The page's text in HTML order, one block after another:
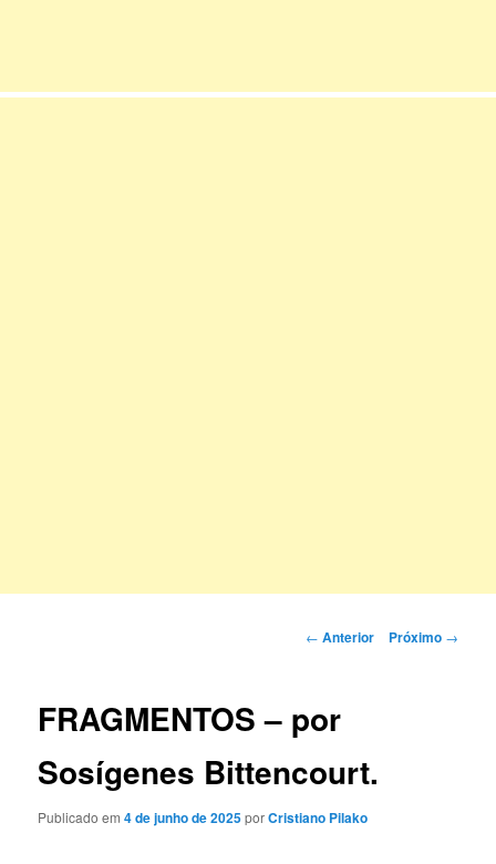
Navegação
← Anterior Próximo →
FRAGMENTOS – por
Sosígenes Bittencourt.
Publicado em4 de junho de 2025porCristiano Pilako